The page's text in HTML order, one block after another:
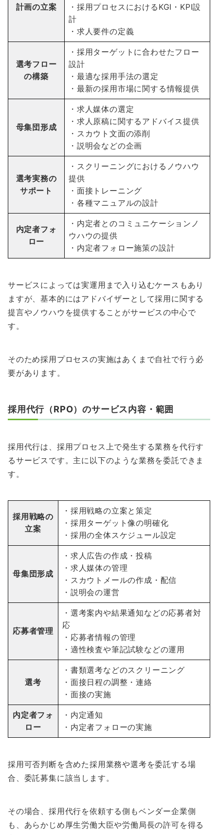
計画の立案
・採用プロセスにおけるKGI・KPI設
計
・求人要件の定義
選考フロー
の構築
・採用ターゲットに合わせたフロー
設計
・最適な採用手法の選定
・最新の採用市場に関する情報提供
母集団形成
・求人媒体の選定
・求人原稿に関するアドバイス提供
・スカウト文面の添削
・説明会などの企画
選考実務の
サポート
・スクリーニングにおけるノウハウ
提供
・面接トレーニング
・各種マニュアルの設計
内定者フォ
ロー
・内定者とのコミュニケーションノ
ウハウの提供
・内定者フォロー施策の設計
サービスによっては実運用まで入り込むケースもあり
ますが、基本的にはアドバイザーとして採用に関する
提言やノウハウを提供することがサービスの中心で
す。
そのため採用プロセスの実施はあくまで自社で行う必
要があります。
採用代行（RPO）のサービス内容・範囲
採用代行は、採用プロセス上で発生する業務を代行す
るサービスです。主に以下のような業務を委託できま
す。
採用戦略の
立案
・採用戦略の立案と策定
・採用ターゲット像の明確化
・採用の全体スケジュール設定
母集団形成
・求人広告の作成・投稿
・求人媒体の管理
・スカウトメールの作成・配信
・説明会の運営
応募者管理
・選考案内や結果通知などの応募者対
応
・応募者情報の管理
・適性検査や筆記試験などの運用
選考
・書類選考などのスクリーニング
・面接日程の調整・連絡
・面接の実施
内定者フォ
ロー
・内定通知
・内定者フォローの実施
採用可否判断を含めた採用業務や選考を委託する場
合、委託募集に該当します。
その場合、採用代行を依頼する側もベンダー企業側
も、あらかじめ厚生労働大臣や労働局長の許可を得る